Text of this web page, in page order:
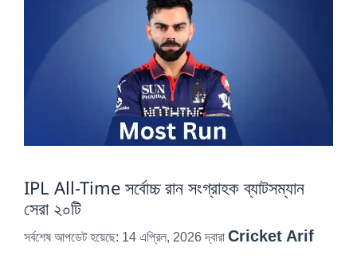
IPL All-Time সর্বোচ্চ রান সংগ্রাহক ব্যাটসম্যান
সেরা ২০টি
সর্বশেষ আপডেট হয়েছে: 14 এপ্রিল, 2026দ্বারা Cricket Arif